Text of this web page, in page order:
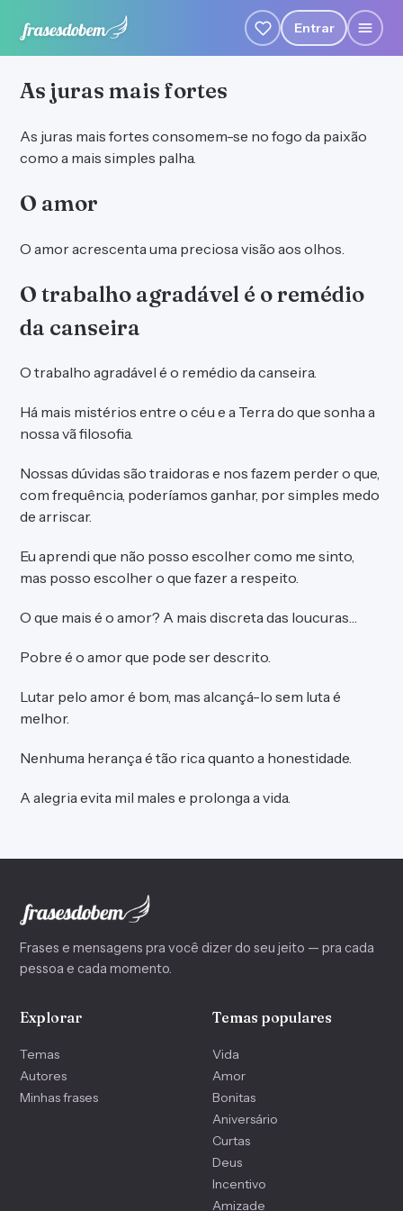
Entrar
As juras mais fortes
As juras mais fortes consomem-se no fogo da paixão
como a mais simples palha.
O amor
O amor acrescenta uma preciosa visão aos olhos.
O trabalho agradável é o remédio
da canseira
O trabalho agradável é o remédio da canseira.
Há mais mistérios entre o céu e a Terra do que sonha a
nossa vã filosofia.
Nossas dúvidas são traidoras e nos fazem perder o que,
com frequência, poderíamos ganhar, por simples medo
de arriscar.
Eu aprendi que não posso escolher como me sinto,
mas posso escolher o que fazer a respeito.
O que mais é o amor? A mais discreta das loucuras…
Pobre é o amor que pode ser descrito.
Lutar pelo amor é bom, mas alcançá-lo sem luta é
melhor.
Nenhuma herança é tão rica quanto a honestidade.
A alegria evita mil males e prolonga a vida.
Frases e mensagens pra você dizer do seu jeito — pra cada
pessoa e cada momento.
Explorar
Temas
Autores
Minhas frases
Temas populares
Vida
Amor
Bonitas
Aniversário
Curtas
Deus
Incentivo
Amizade